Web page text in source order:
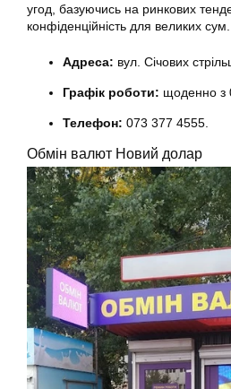
угод, базуючись на ринкових
конфіденційність для великих сум.
Адреса: вул. Січових
Графік роботи: щоденно з
Телефон: 073 377 4555.
Обмін валют Новий долар